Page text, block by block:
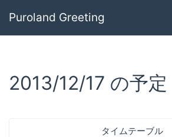
Puroland Greeting
2013/12/17 の予定
タイムテーブル